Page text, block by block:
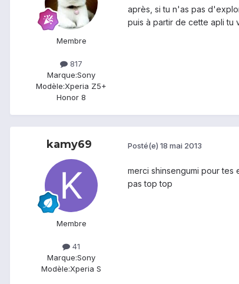
Membre
817
Marque:Sony
Modèle:Xperia Z5+
Honor 8
après, si tu n'as pas
puis à partir de cette apli tu
kamy69
Membre
41
Marque:Sony
Modèle:Xperia S
Posté(e) 18 mai 2013
merci shinsengumi pour
pas top top